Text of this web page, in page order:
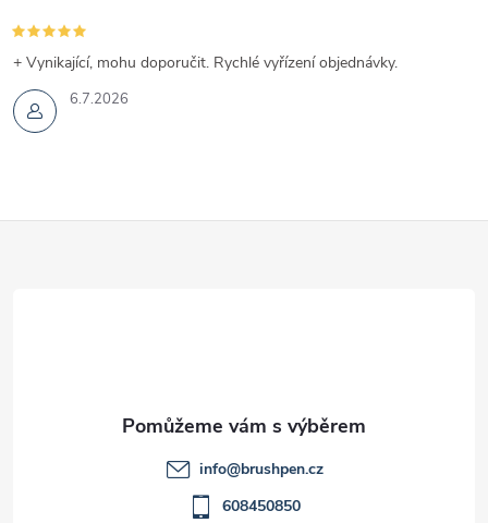
6.7.2026
+ Vynikající, mohu doporučit. Rychlé vyřízení objednávky.
info@brushpen.cz
608450850